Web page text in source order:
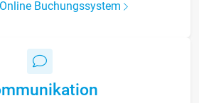
Buchungssystem